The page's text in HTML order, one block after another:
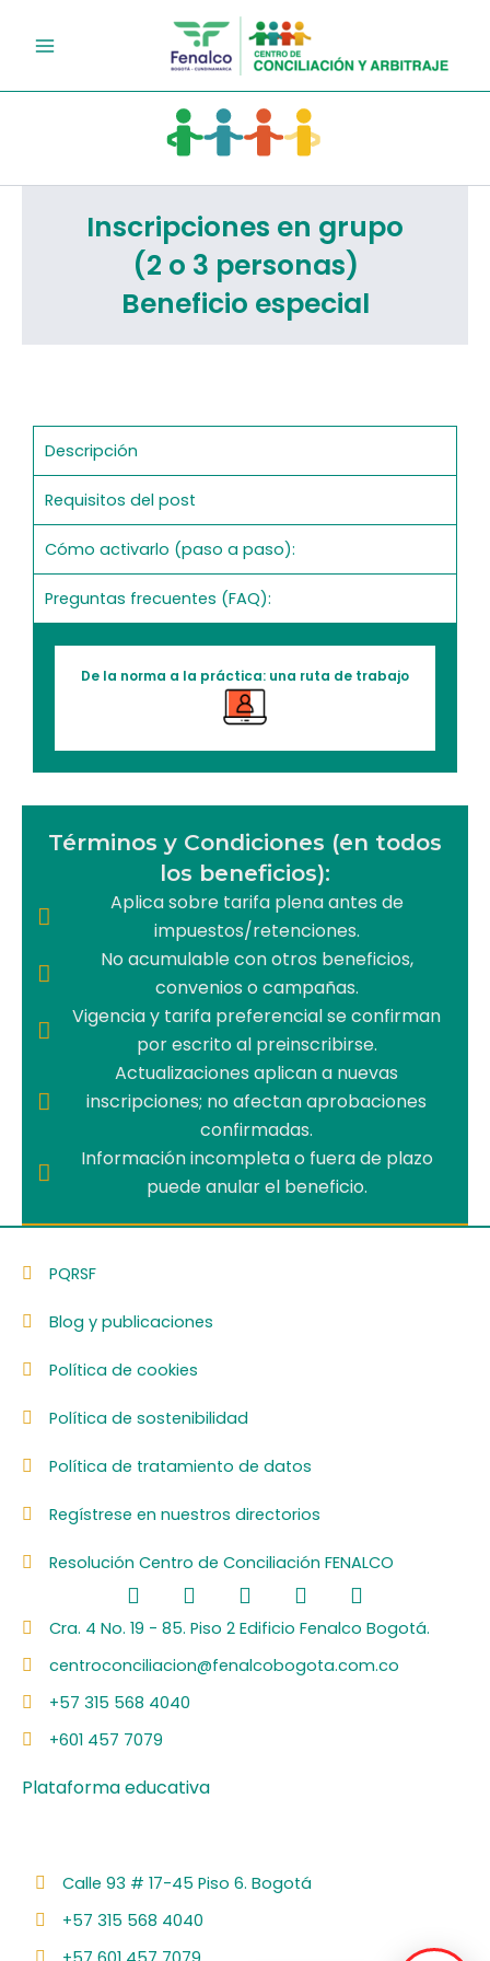
Inscripciones en grupo
(2 o 3 personas)
Beneficio especial
Descripción
Requisitos del post
Cómo activarlo (paso a paso):
Preguntas frecuentes (FAQ):
De la norma a la práctica: una ruta de trabajo
Términos y Condiciones (en todos
los beneficios):
Aplica sobre tarifa plena antes de
impuestos/retenciones.
No acumulable con otros beneficios,
convenios o campañas.
Vigencia y tarifa preferencial se confirman
por escrito al preinscribirse.
Actualizaciones aplican a nuevas
inscripciones; no afectan aprobaciones
confirmadas.
Información incompleta o fuera de plazo
puede anular el beneficio.
PQRSF
Blog y publicaciones
Política de cookies
Política de sostenibilidad
Política de tratamiento de datos
Regístrese en nuestros directorios
Resolución Centro de Conciliación FENALCO
F
a
c
e
b
o
o
k
L
i
n
e
d
i
I
n
s
t
a
Y
o
u
u
S
p
o
i
Cra. 4 No. 19 - 85. Piso 2 Edificio Fenalco Bogotá.
centroconciliacion@fenalcobogota.com.co
+57 315 568 4040
+601 457 7079
Plataforma educativa
Calle 93 # 17-45 Piso 6. Bogotá
+57 315 568 4040